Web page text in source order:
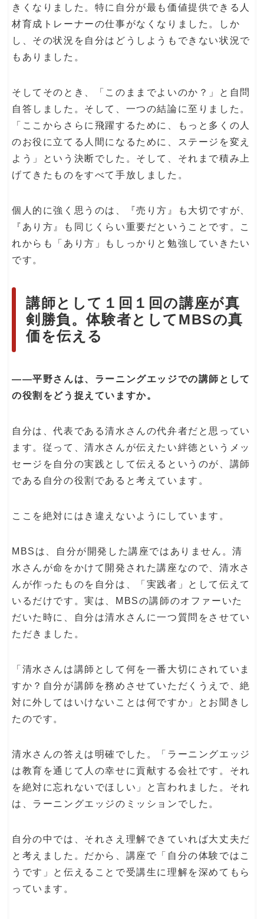
きくなりました。特に自分が最も価値提供できる人
材育成トレーナーの仕事がなくなりました。しか
し、その状況を自分はどうしようもできない状況で
もありました。
そしてそのとき、「このままでよいのか？」と自問
自答しました。そして、一つの結論に至りました。
「ここからさらに飛躍するために、もっと多くの人
のお役に立てる人間になるために、ステージを変え
よう」という決断でした。そして、それまで積み上
げてきたものをすべて手放しました。
個人的に強く思うのは、『売り方』も大切ですが、
『あり方』も同じくらい重要だということです。こ
れからも「あり方」もしっかりと勉強していきたい
です。
講師として１回１回の講座が真
剣勝負。体験者としてMBSの真
価を伝える
――平野さんは、ラーニングエッジでの講師として
の役割をどう捉えていますか。
自分は、代表である清水さんの代弁者だと思ってい
ます。従って、清水さんが伝えたい絆徳というメッ
セージを自分の実践として伝えるというのが、講師
である自分の役割であると考えています。
ここを絶対にはき違えないようにしています。
MBSは、自分が開発した講座ではありません。清
水さんが命をかけて開発された講座なので、清水さ
んが作ったものを自分は、「実践者」として伝えて
いるだけです。実は、MBSの講師のオファーいた
だいた時に、自分は清水さんに一つ質問をさせてい
ただきました。
「清水さんは講師として何を一番大切にされていま
すか？自分が講師を務めさせていただくうえで、絶
対に外してはいけないことは何ですか」とお聞きし
たのです。
清水さんの答えは明確でした。「ラーニングエッジ
は教育を通じて人の幸せに貢献する会社です。それ
を絶対に忘れないでほしい」と言われました。それ
は、ラーニングエッジのミッションでした。
自分の中では、それさえ理解できていれば大丈夫だ
と考えました。だから、講座で「自分の体験ではこ
うです」と伝えることで受講生に理解を深めてもら
っています。